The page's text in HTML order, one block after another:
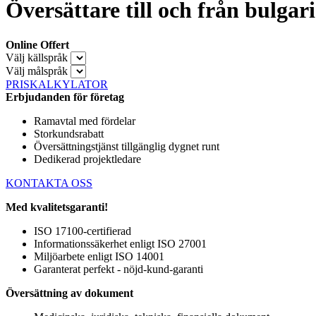
Översättare till och från
Online Offert
Välj källspråk
Välj målspråk
PRISKALKYLATOR
Erbjudanden för företag
Ramavtal med fördelar
Storkundsrabatt
Översättningstjänst tillgänglig dygnet runt
Dedikerad projektledare
KONTAKTA OSS
Med kvalitetsgaranti!
ISO 17100-certifierad
Informationssäkerhet enligt ISO 27001
Miljöarbete enligt ISO 14001
Garanterat perfekt - nöjd-kund-garanti
Översättning av dokument